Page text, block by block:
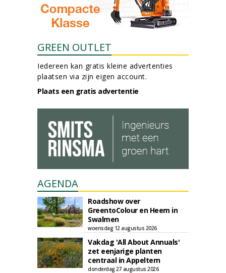
GREEN OUTLET
Iedereen kan gratis kleine advertenties
plaatsen via zijn eigen account.
Plaats een gratis advertentie
AGENDA
Roadshow over
GreentoColour en Heem in
Swalmen
woensdag 12 augustus 2026
Vakdag 'All About Annuals'
zet eenjarige planten
centraal in Appeltern
donderdag 27 augustus 2026